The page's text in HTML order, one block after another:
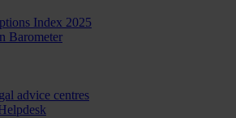
Index 2025
Barometer
advice centres